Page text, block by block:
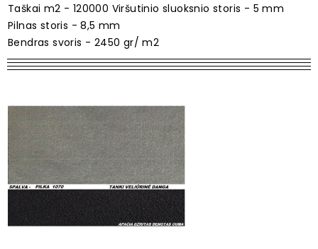
Taškai m2 - 120000 Viršutinio sluoksnio storis - 5 mm
Pilnas storis - 8,5 mm
Bendras svoris - 2450 gr/ m2